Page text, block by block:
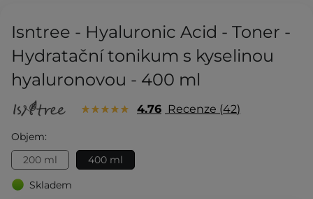
Isntree - Hyaluronic Acid - Toner -
Hydratační tonikum s kyselinou
hyaluronovou - 400 ml
4.76 Recenze 42
Objem:
200 ml
400 ml
Skladem